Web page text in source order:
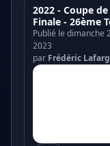
2022 - Coupe
Finale - 26ème
Publié le dimanche
2023
par Frédéric